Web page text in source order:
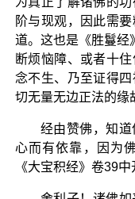
阶与现观，因此需
道。这也是《胜鬘经
断烦恼障、或者十
念不生、乃至证得
切无量无边正法的缘
经由赞佛，知
心而有依靠，因为
《大宝积经》卷39中